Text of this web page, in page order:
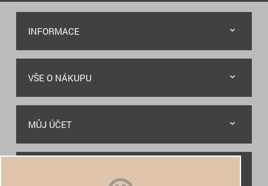
INFORMACE
VŠE O NÁKUPU
MŮJ ÚČET